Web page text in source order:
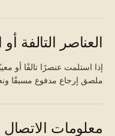
العناصر التالفة أو
إذا استلمت عنصرًا تالفًا أو
ملصق إرجاع مدفوع مسبقًا
معلومات الاتصال